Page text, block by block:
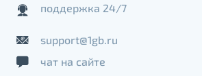
поддержка 24/7
support@1gb.ru
чат на сайте